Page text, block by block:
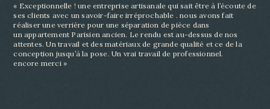
« Exceptionnelle ! une entreprise artisanale qui sait être à l’écoute de
ses clients avec un savoir-faire irréprochable . nous avons fait
réaliser une verrière pour une séparation de pièce dans
un appartement Parisien ancien. Le rendu est au-dessus de nos
attentes. Un travail et des matériaux de grande qualité et ce de la
conception jusqu’à la pose. Un vrai travail de professionnel.
encore merci »